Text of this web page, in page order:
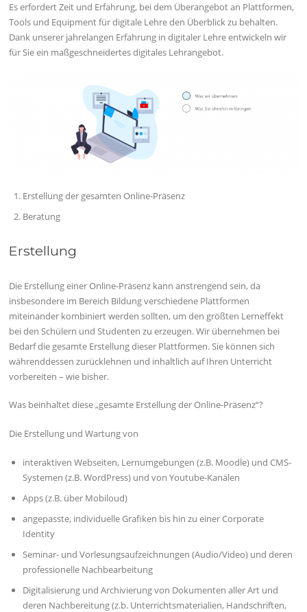
Es erfordert Zeit und Erfahrung, bei dem Überangebot an Plattformen,
Tools und Equipment für digitale Lehre den Überblick zu behalten.
Dank unserer jahrelangen Erfahrung in digitaler Lehre entwickeln wir
für Sie ein maßgeschneidertes digitales Lehrangebot.
Erstellung der gesamten Online-Präsenz
Beratung
Erstellung
Die Erstellung einer Online-Präsenz kann anstrengend sein, da
insbesondere im Bereich Bildung verschiedene Plattformen
miteinander kombiniert werden sollten, um den größten Lerneffekt
bei den Schülern und Studenten zu erzeugen. Wir übernehmen bei
Bedarf die gesamte Erstellung dieser Plattformen. Sie können sich
währenddessen zurücklehnen und inhaltlich auf Ihren Unterricht
vorbereiten – wie bisher.
Was beinhaltet diese „gesamte Erstellung der Online-Präsenz“?
Die Erstellung und Wartung von
interaktiven Webseiten, Lernumgebungen (z.B. Moodle) und CMS-
Systemen (z.B. WordPress) und von Youtube-Kanälen
Apps (z.B. über Mobiloud)
angepasste, individuelle Grafiken bis hin zu einer Corporate
Identity
Seminar- und Vorlesungsaufzeichnungen (Audio/Video) und deren
professionelle Nachbearbeitung
Digitalisierung und Archivierung von Dokumenten aller Art und
deren Nachbereitung (z.b. Unterrichtsmaterialien, Handschriften,